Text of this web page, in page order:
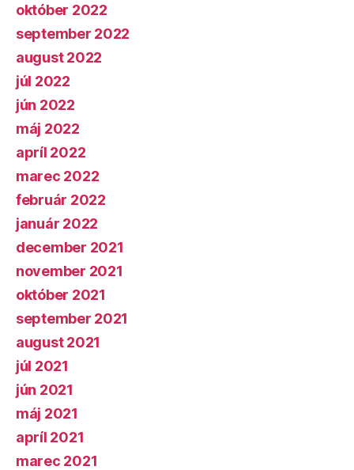
október 2022
september 2022
august 2022
júl 2022
jún 2022
máj 2022
apríl 2022
marec 2022
február 2022
január 2022
december 2021
november 2021
október 2021
september 2021
august 2021
júl 2021
jún 2021
máj 2021
apríl 2021
marec 2021